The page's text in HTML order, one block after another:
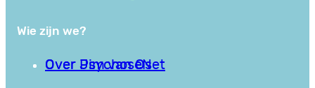
Wie zijn we?
Over PsychoseNet
Over Jim van Os